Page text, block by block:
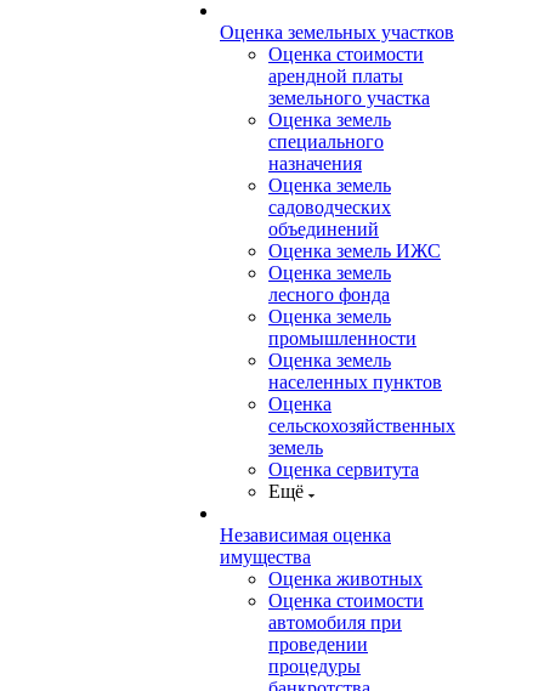
Оценка земельных участков
Оценка стоимости
арендной платы
земельного участка
Оценка земель
специального
назначения
Оценка земель
садоводческих
объединений
Оценка земель ИЖС
Оценка земель
лесного фонда
Оценка земель
промышленности
Оценка земель
населенных пунктов
Оценка
сельскохозяйственных
земель
Оценка сервитута
Ещё
Независимая оценка
имущества
Оценка животных
Оценка стоимости
автомобиля при
проведении
процедуры